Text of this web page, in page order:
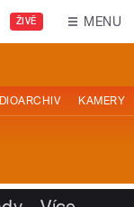
ŽIVĚ MENU
KAMERY